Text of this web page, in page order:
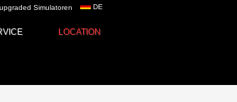
- Chiptuning,
DE
LOCATION
upgraded Simulatoren